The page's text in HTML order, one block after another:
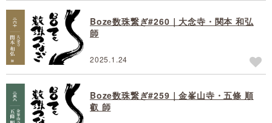
Boze数珠繋ぎ#260｜大念寺・関本 和弘
師
2025.1.24
Boze数珠繋ぎ#259｜金峯山寺・五條 順
叡 師